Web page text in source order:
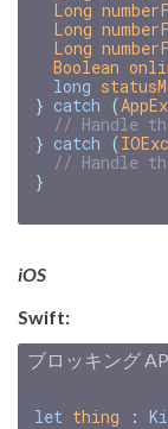
Long
Long
Long
Boolean
long
} catch (
// Handle
} catch (
// Handle
}
iOS
Swift:
ブロッキング
let thing :